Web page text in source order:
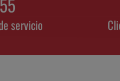
servicio